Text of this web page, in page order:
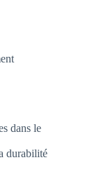
dans le
durabilité